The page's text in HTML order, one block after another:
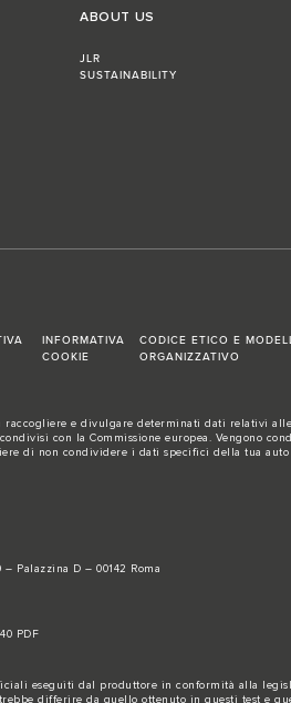
ABOUT US
JLR
SUSTAINABILITY
INFORMATIVA
COOKIE
CODICE ETICO E
ORGANIZZATIVO
raccogliere e divulgare determinati dati relativi
con la Commissione europea. Vengono
di non condividere i dati specifici della tua
Palazzina D – 00142 Roma
PDF
eseguiti dal produttore in conformità alla
differire da quello ottenuto in questi test e